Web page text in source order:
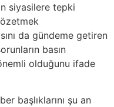
siyasilere tepki
da gündeme getiren
basın
olduğunu ifade
başlıklarını şu an